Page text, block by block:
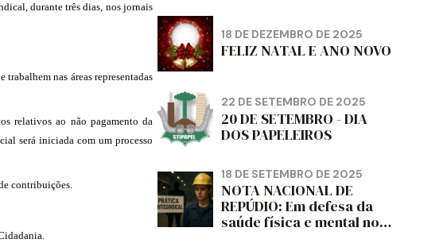
durante três dias, nos jornais
nas áreas representadas
relativos ao não pagamento da
será iniciada com um processo
contribuições.
18 DE DEZEMBRO DE 2025
FELIZ NATAL E ANO NOVO
22 DE SETEMBRO DE 2025
20 DE SETEMBRO - DIA
DOS PAPELEIROS
18 DE SETEMBRO DE 2025
NOTA NACIONAL DE
REPÚDIO: Em defesa da
saúde física e mental no